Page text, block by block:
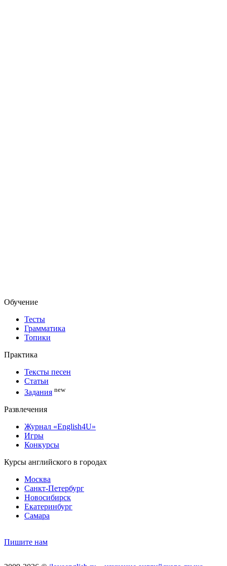
Обучение
Тесты
Грамматика
Топики
Практика
Тексты песен
Статьи
Задания new
Развлечения
Журнал «English4U»
Игры
Конкурсы
Курсы английского в городах
Москва
Санкт-Петербург
Новосибирск
Екатеринбург
Самара
Пишите нам